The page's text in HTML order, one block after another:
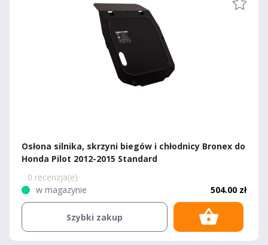
Osłona silnika, skrzyni biegów i chłodnicy Bronex do
Honda Pilot 2012-2015 Standard
0 recenzja(e)
w magazynie
504.00 zł
Szybki zakup